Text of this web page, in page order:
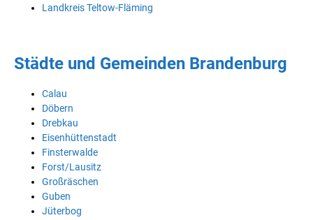
Landkreis Teltow-Fläming
Städte und Gemeinden Brandenburg
Calau
Döbern
Drebkau
Eisenhüttenstadt
Finsterwalde
Forst/Lausitz
Großräschen
Guben
Jüterbog